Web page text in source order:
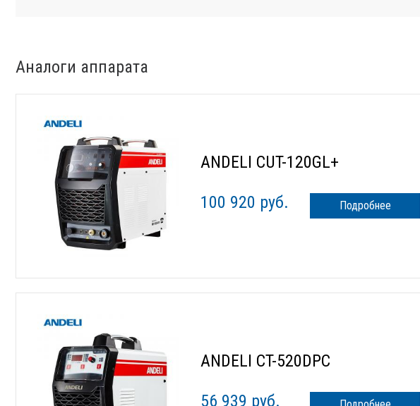
Аналоги аппарата
ANDELI CUT-120GL+
100 920 руб. Подробнее
ANDELI CT-520DPC
56 939 руб.